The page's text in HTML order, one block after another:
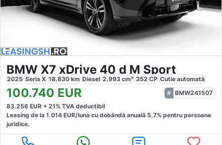
BMW X7 xDrive 40 d M Sport
2025 Seria X 18.830 km Diesel 2.993 cm³ 352 CP Cutie automată
100.740 EUR
BMW241507
83.256 EUR + 21% TVA deductibil
Leasing de la 1.014 EUR/luna cu dobăndă anuală 5,7% pentru persoane
juridice.